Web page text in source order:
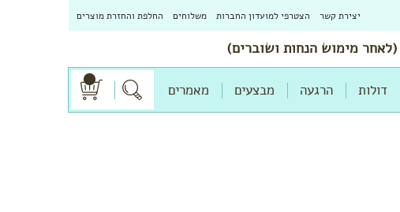
יצירת קשר הצטרפי למועדון החברות משלוחים החלפת והחזרת מוצרים
דולות הרגעה מבצעים מאמרים